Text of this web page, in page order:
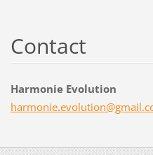
Contact
Harmonie Evolution
harmonie.evolution@gmail